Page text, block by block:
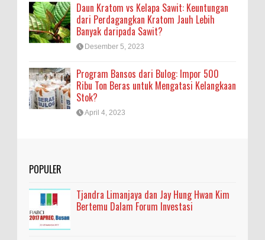
Daun Kratom vs Kelapa Sawit: Keuntungan
dari Perdagangkan Kratom Jauh Lebih
Banyak daripada Sawit?
Desember 5, 2023
Program Bansos dari Bulog: Impor 500
Ribu Ton Beras untuk Mengatasi Kelangkaan
Stok?
April 4, 2023
POPULER
Tjandra Limanjaya dan Jay Hung Hwan Kim
Bertemu Dalam Forum Investasi